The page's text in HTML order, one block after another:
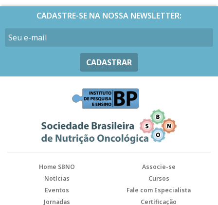
CADASTRE-SE NA NOSSA NEWSLETTER:
CADASTRAR
Home SBNO
Associe-se
Notícias
Cursos
Eventos
Fale com Especialista
Jornadas
Certificação